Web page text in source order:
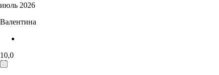
июль 2026
Валентина
10,0